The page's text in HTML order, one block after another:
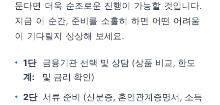
둔다면 더욱 순조로운 진행이 가능할 것입니다.
지금 이 순간, 준비를 소홀히 하면 어떤 어려움
이 기다릴지 상상해 보세요.
1단
계:
금융기관 선택 및 상담 (상품 비교, 한도
및 금리 확인)
2단 서류 준비 (신분증, 혼인관계증명서, 소득